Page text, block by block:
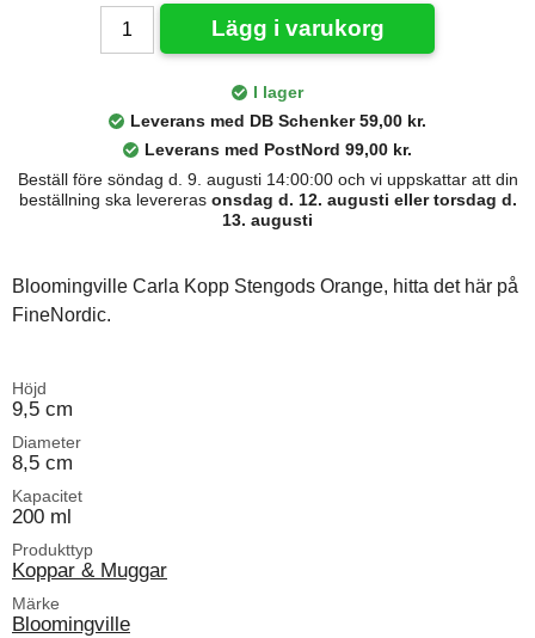
Lägg i varukorg
I lager
Leverans med DB Schenker 59,00 kr.
Leverans med PostNord 99,00 kr.
Beställ före söndag d. 9. augusti 14:00:00 och vi uppskattar att din
beställning ska levereras onsdag d. 12. augusti eller torsdag d.
13. augusti
Bloomingville Carla Kopp Stengods Orange, hitta det här på
FineNordic.
Höjd
9,5 cm
Diameter
8,5 cm
Kapacitet
200 ml
Produkttyp
Koppar & Muggar
Märke
Bloomingville